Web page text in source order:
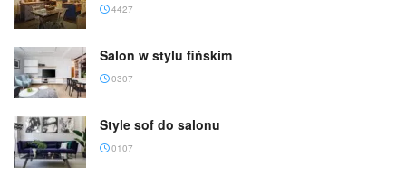
4427
Salon w stylu fińskim
0307
Style sof do salonu
0107